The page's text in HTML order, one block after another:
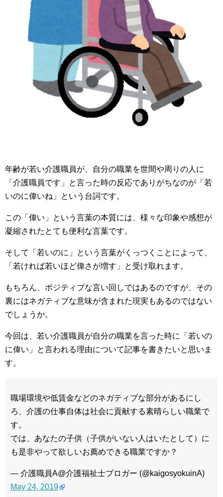
年齢が若い介護職員が、自分の職業を世間や周りの人に
「介護職員です」と言った時の反応でありがちなのが「若
いのに偉いね」という台詞です。
この「偉い」という言葉の本質には、様々な印象や感想が
凝縮されたとても便利な言葉です。
そして「若いのに」という言葉がくっつくことによって、
「若ければ若いほど偉さが増す」と受け取れます。
もちろん、ポジティブな言い回しではあるのですが、その
裏にはネガティブな意味が含まれた現実もあるのではない
でしょうか。
今回は、若い介護職員が自分の職業を言った時に「若いの
に偉い」と言われる理由について記事を書きたいと思いま
す。
職場環境や低賃金などのネガティブな部分があるにし
ろ、介護の仕事自体は社会に貢献する素晴らしい職業で
す。
では、あなたの子供（子供がいない人はいたとして）に
も是非やって欲しいお薦めできる職業ですか？
— 介護職員A@介護福祉士ブロガー (@kaigosyokuinA)
May 24, 2019